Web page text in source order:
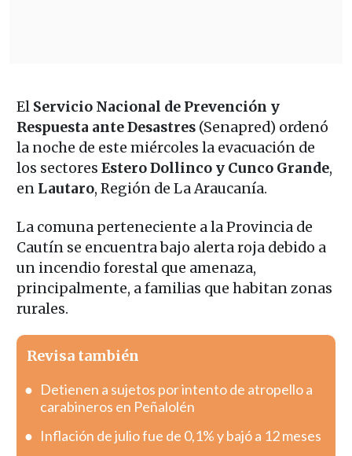
ElServicio Nacional de Prevención y
Respuesta ante Desastres(Senapred) ordenó
la noche de este miércoles la evacuación de
los sectores Estero Dollinco y Cunco Grande,
en Lautaro, Región de La Araucanía.
La comuna perteneciente a la Provincia de
Cautín se encuentra bajo alerta roja debido a
un incendio forestal que amenaza,
principalmente, a familias que habitan zonas
rurales.
Revisa también
Detienen a sujetos por intento de atropello a
carabineros en Peñalolén
Inflación de julio fue de 0,1% y bajó a 12 meses